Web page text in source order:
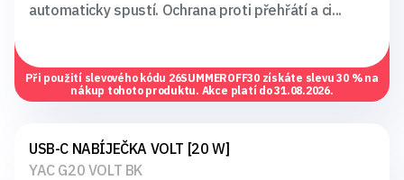
automaticky spustí. Ochrana proti přehřátí a ci...
Při použití slevového kódu 26SUMMEROFF30 získáte slevu 30 % na
nákup tohoto produktu. Akce platí do 31.08.2026.
USB-C NABÍJEČKA VOLT [20 W]
YAC G20 VOLT BK